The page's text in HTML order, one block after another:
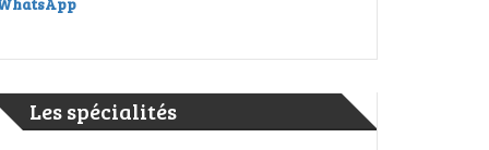
Les spécialités